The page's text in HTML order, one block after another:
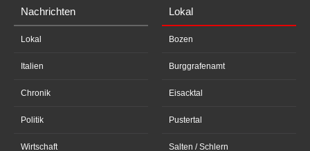
Nachrichten
Lokal
Italien
Chronik
Politik
Wirtschaft
Lokal
Bozen
Burggrafenamt
Eisacktal
Pustertal
Salten / Schlern